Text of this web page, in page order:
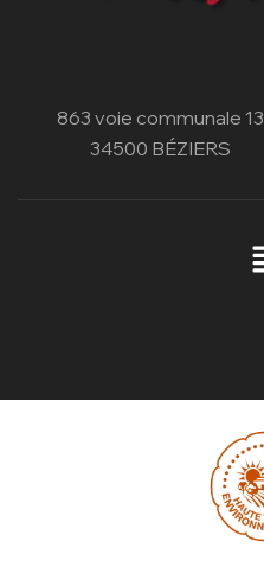
863 voie communale 13
34500 BÉZIERS